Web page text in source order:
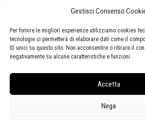
Gestisci Consenso
Per fornire le migliori esperienze utilizziamo cookies
tecnologie ci permetterà di elaborare dati come il
ID unici su questo sito. Non acconsentire o ritirare il
negativamente su alcune caratteristiche e funzioni.
Accetta
Nega
Cell:+39 338 5714978
Tel:
+39 0584 944580
(orario 09.00/13.00)
Email:gamc@comune.viareggio.lu.it
Segnalazione di inaccessibilità